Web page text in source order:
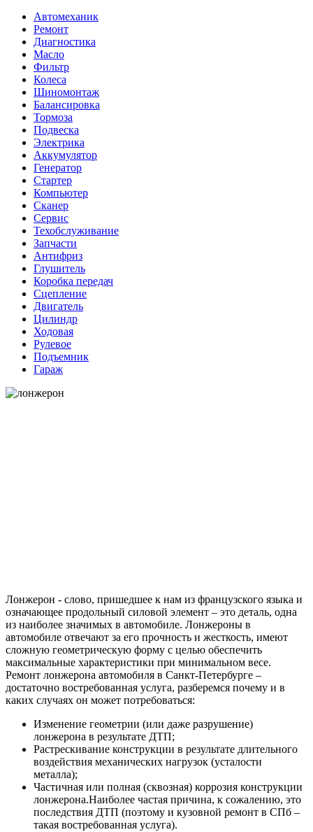
Автомеханик
Ремонт
Диагностика
Масло
Фильтр
Колеса
Шиномонтаж
Балансировка
Тормоза
Подвеска
Электрика
Аккумулятор
Генератор
Стартер
Компьютер
Сканер
Сервис
Техобслуживание
Запчасти
Антифриз
Глушитель
Коробка передач
Сцепление
Двигатель
Цилиндр
Ходовая
Рулевое
Подъемник
Гараж
Лонжерон - слово, пришедшее к нам из французского языка и
означающее продольный силовой элемент – это деталь, одна
из наиболее значимых в автомобиле. Лонжероны в
автомобиле отвечают за его прочность и жесткость, имеют
сложную геометрическую форму с целью обеспечить
максимальные характеристики при минимальном весе.
Ремонт лонжерона автомобиля в Санкт-Петербурге –
достаточно востребованная услуга, разберемся почему и в
каких случаях он может потребоваться:
Изменение геометрии (или даже разрушение)
лонжерона в результате ДТП;
Растрескивание конструкции в результате длительного
воздействия механических нагрузок (усталости
металла);
Частичная или полная (сквозная) коррозия конструкции
лонжерона.Наиболее частая причина, к сожалению, это
последствия ДТП (поэтому и кузовной ремонт в СПб –
такая востребованная услуга).